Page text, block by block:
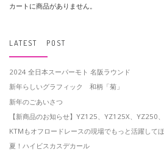
カートに商品がありません。
LATEST POST
2024 全日本スーパーモト 名阪ラウンド
新年らしいグラフィック 和柄「菊」
新年のごあいさつ
【新商品のお知らせ】YZ125、YZ125X、YZ250
KTMもオフロードレースの現場でもっと活躍してほ
夏！ハイビスカスデカール